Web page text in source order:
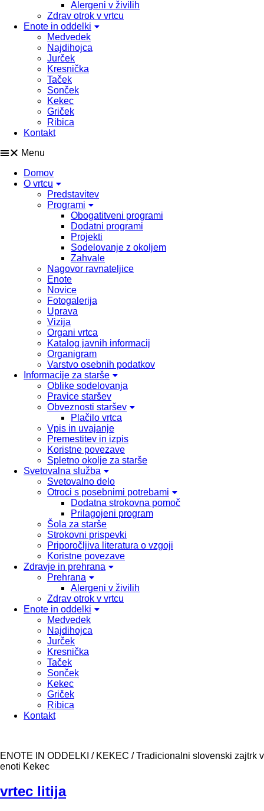
Alergeni v živilih
Zdrav otrok v vrtcu
Enote in oddelki
Medvedek
Najdihojca
Jurček
Kresnička
Taček
Sonček
Kekec
Griček
Ribica
Kontakt
Menu
Domov
O vrtcu
Predstavitev
Programi
Obogatitveni programi
Dodatni programi
Projekti
Sodelovanje z okoljem
Zahvale
Nagovor ravnateljice
Enote
Novice
Fotogalerija
Uprava
Vizija
Organi vrtca
Katalog javnih informacij
Organigram
Varstvo osebnih podatkov
Informacije za starše
Oblike sodelovanja
Pravice staršev
Obveznosti staršev
Plačilo vrtca
Vpis in uvajanje
Premestitev in izpis
Koristne povezave
Spletno okolje za starše
Svetovalna služba
Svetovalno delo
Otroci s posebnimi potrebami
Dodatna strokovna pomoč
Prilagojeni program
Šola za starše
Strokovni prispevki
Priporočljiva literatura o vzgoji
Koristne povezave
Zdravje in prehrana
Prehrana
Alergeni v živilih
Zdrav otrok v vrtcu
Enote in oddelki
Medvedek
Najdihojca
Jurček
Kresnička
Taček
Sonček
Kekec
Griček
Ribica
Kontakt
ENOTE IN ODDELKI / KEKEC /Tradicionalni slovenski zajtrk v
enoti Kekec
vrtec litija